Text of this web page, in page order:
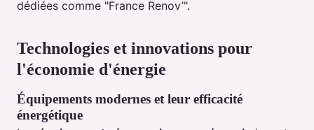
dédiées comme "France Renov’".
Technologies et innovations pour
l'économie d'énergie
Équipements modernes et leur efficacité
énergétique